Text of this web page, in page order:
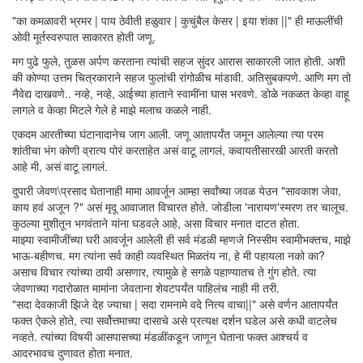
"का कमळावरी भ्रमर | पाय ठेवीती हळुवार | कुचुंबैल केसर | इया शंका ||" ही माऊलींची
ओवी मूर्तस्वरुपात साकारत होती जणू.
मग पुढे फुले, तुळस अर्पण करताना त्यांची सहज सुंदर आरास साकारली जात होती. अशी
की कोण्या उत्तम चित्रकाराने सहज फुलांची रांगोळीच मांडावी. अतिसुबकपणे. आणि मग तो
नैवेद्य दाखवणे.. नव्हे, नव्हे, आईच्या हाताने स्वामींना घास भरवणे. डोळे नकळत केव्हा वाहू
लागले व केव्हा मिटले गेले हे माझे मलाच कळले नाही.
एकदम आरतीच्या घंटानादानेच जाग आली. जणू आतापर्यंत जमून आलेल्या त्या परम
शांतीचा भंग कोणी व्रात्य पोरं करताहेत असं वाटू लागलं, कवायतीसारखी आरती करतो
आहे मी, असं वाटू लागलं.
दुपारी जेवण\प्रसाद घेतानाही मामा आवर्जून आम्हा सर्वांच्या जवळ येउन "सावकाश जेवा,
काय हवं अजून ?" असं मृदू आवाजात विचारत होते. जोडीला 'नारायण'स्मरण तर चालूच.
कुठल्या मुशीतून भगवंताने यांना घडवले आहे, असा विचार मनात दाटत होता.
माझ्या स्वामीजींच्या घरी आवर्जून आलेली ही सर्व मंडळी म्हणजे निस्सीम स्वामीभक्तच, माझे
भाऊ-बहीणच. मग त्यांना सर्व काही व्यवस्थित मिळतंय ना, हे मी पहायला नको का?
असाच विचार त्यांच्या ठायी असणार, त्यामुळे हे सगळे पहाण्यातच ते गुंग होते. त्या
जेवणाच्या गदारोळात मामांना जेवताना शेवटपर्यंत पाहिलंच नाही मी तरी.
"सदा देवकाजी झिजे देह ज्याचा | सदा रामनामे वदे नित्य वाचा||" असे वर्णन आतापर्यंत
फक्त ऐकले होते, त्या सर्वोत्तमाच्या दासाचे असे प्रत्यक्ष दर्शन घडेल असे कधी वाटलेच
नव्हते. त्यांच्या विषयी आसपासच्या मंडळींकडून जाणून घेताना फक्त आश्चर्य व
आदरभावच दुणावत होता मनात.